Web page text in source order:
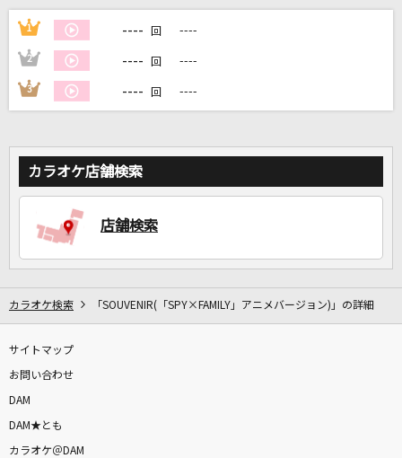
1 ---- 回 ----
2 ---- 回 ----
3 ---- 回 ----
カラオケ店舗検索
店舗検索
カラオケ検索 「SOUVENIR(「SPY×FAMILY」アニメバージョン)」の詳細
サイトマップ
お問い合わせ
DAM
DAM★とも
カラオケ＠DAM